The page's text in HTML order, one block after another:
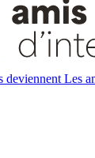
deviennent Les